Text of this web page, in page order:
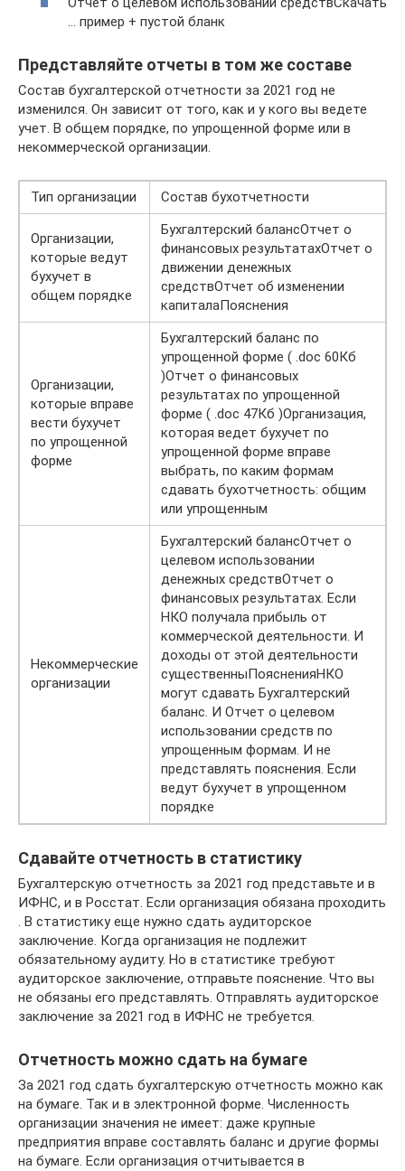
… пример + пустой бланк
Представляйте отчеты в том же составе
Состав бухгалтерской отчетности за 2021 год не
изменился. Он зависит от того, как и у кого вы ведете
учет. В общем порядке, по упрощенной форме или в
некоммерческой организации.
Тип организации Состав бухотчетности
Организации,
которые ведут
бухучет в
общем порядке
Бухгалтерский балансОтчет о
финансовых результатахОтчет о
движении денежных
средствОтчет об изменении
капиталаПояснения
Организации,
которые вправе
вести бухучет
по упрощенной
форме
Бухгалтерский баланс по
упрощенной форме ( .doc 60Кб
)Отчет о финансовых
результатах по упрощенной
форме ( .doc 47Кб )Организация,
которая ведет бухучет по
упрощенной форме вправе
выбрать, по каким формам
сдавать бухотчетность: общим
или упрощенным
Некоммерческие
организации
Бухгалтерский балансОтчет о
целевом использовании
денежных средствОтчет о
финансовых результатах. Если
НКО получала прибыль от
коммерческой деятельности. И
доходы от этой деятельности
существенныПоясненияНКО
могут сдавать Бухгалтерский
баланс. И Отчет о целевом
использовании средств по
упрощенным формам. И не
представлять пояснения. Если
ведут бухучет в упрощенном
порядке
Сдавайте отчетность в статистику
Бухгалтерскую отчетность за 2021 год представьте и в
ИФНС, и в Росстат. Если организация обязана проходить
. В статистику еще нужно сдать аудиторское
заключение. Когда организация не подлежит
обязательному аудиту. Но в статистике требуют
аудиторское заключение, отправьте пояснение. Что вы
не обязаны его представлять. Отправлять аудиторское
заключение за 2021 год в ИФНС не требуется.
Отчетность можно сдать на бумаге
За 2021 год сдать бухгалтерскую отчетность можно как
на бумаге. Так и в электронной форме. Численность
организации значения не имеет: даже крупные
предприятия вправе составлять баланс и другие формы
на бумаге. Если организация отчитывается в